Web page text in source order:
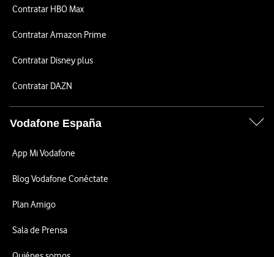
Contratar HBO Max
Contratar Amazon Prime
Contratar Disney plus
Contratar DAZN
Vodafone España
App Mi Vodafone
Blog Vodafone Conéctate
Plan Amigo
Sala de Prensa